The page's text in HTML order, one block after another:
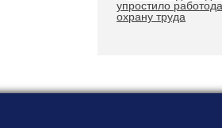
упростило
охрану труда